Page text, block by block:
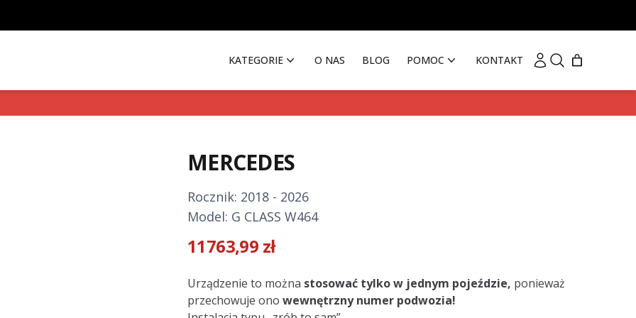
KATEGORIE O NAS BLOG POMOC KONTAKT Moje konto
Szukaj
MERCEDES
Rocznik: 2018 - 2026
Model: G CLASS W464
11763,99 zł
Description
Urządzenie to można stosować tylko w jednym pojeździe, ponieważ
przechowuje ono wewnętrzny numer podwozia!